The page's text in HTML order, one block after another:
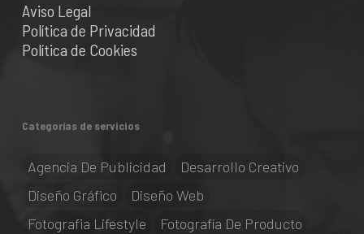
Aviso Legal
Política de Privacidad
Política de Cookies
Categorías de servicios
Agencia De Publicidad
Desarrollo Creativo
Diseño Gráfico
Diseño Web
Fotografia Lifestyle
Fotografía De Producto